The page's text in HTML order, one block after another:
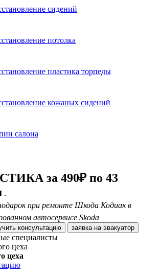
сидений
потолка
пластика торпеды
кожаных сидений
салона
за 490₽ по 43
.
при ремонте Шкода Кодиак в
автосервисе Skoda
консультацию заявка на эвакуатор
специалисты
цеха